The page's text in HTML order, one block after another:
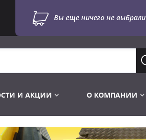
Вы еще ничего не выбрали
Инструменты
И АКЦИИ О КОМПАНИИ